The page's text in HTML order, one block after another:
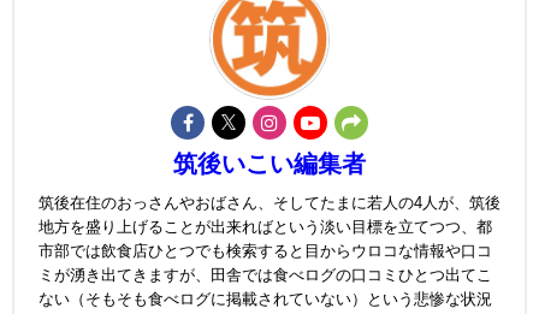
筑後いこい編集者
筑後在住のおっさんやおばさん、そしてたまに若人の4人が、筑後
地方を盛り上げることが出来ればという淡い目標を立てつつ、都
市部では飲食店ひとつでも検索すると目からウロコな情報や口コ
ミが湧き出てきますが、田舎では食べログの口コミひとつ出てこ
ない（そもそも食べログに掲載されていない）という悲惨な状況